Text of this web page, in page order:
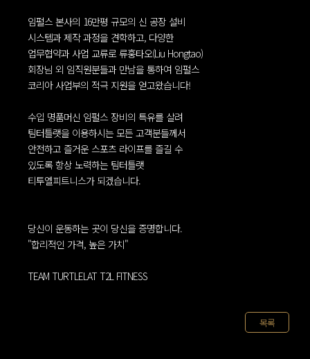
임펄스 본사의 16만평 규모의 신 공장 설비
시스템과 제작 과정을 견학하고, 다양한
업무협약과 사업 교류로 류훙타오(Liu Hongtao)
회장님 외 임직원분들과 만남을 통하여 임펄스
코리아 사업부의 적극 지원을 얻고왔습니다!
수입 명품머신 임펄스 장비의 특유를 살려
팀터틀랫을 이용하시는 모든 고객분들께서
안전하고 즐거운 스포츠 라이프를 즐길 수
있도록 항상 노력하는 팀터틀랫
티투엘피트니스가 되겠습니다.
당신이 운동하는 곳이 당신을 증명합니다.
"합리적인 가격, 높은 가치"
TEAM TURTLELAT T2L FITNESS
목록